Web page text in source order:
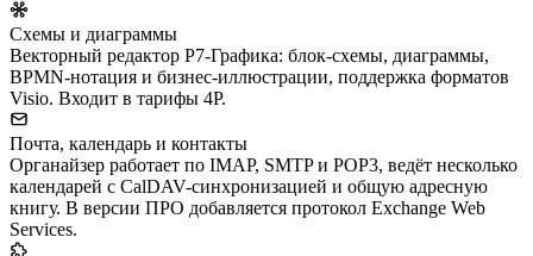
Схемы и диаграммы
Векторный редактор Р7-Графика: блок-схемы, диаграммы,
BPMN-нотация и бизнес-иллюстрации, поддержка форматов
Visio. Входит в тарифы 4Р.
Почта, календарь и контакты
Органайзер работает по IMAP, SMTP и POP3, ведёт несколько
календарей с CalDAV-синхронизацией и общую адресную
книгу. В версии ПРО добавляется протокол Exchange Web
Services.